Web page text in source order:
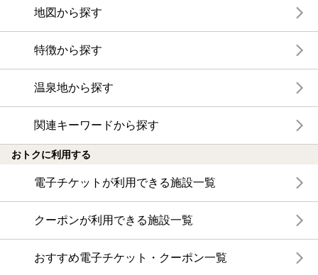
地図から探す
特徴から探す
温泉地から探す
関連キーワードから探す
おトクに利用する
電子チケットが利用できる施設一覧
クーポンが利用できる施設一覧
おすすめ電子チケット・クーポン一覧